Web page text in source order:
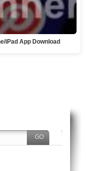
iPad App Download